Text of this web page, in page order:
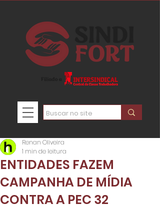
ENTIDADES FAZEM
CAMPANHA DE MÍDIA
CONTRA A PEC 32
Renan Oliveira
1 min de leitura